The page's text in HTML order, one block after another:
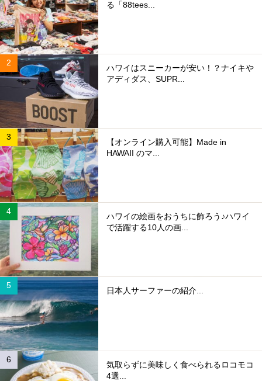
る「88tees...
ハワイはスニーカーが安い！？ナイキや
アディダス、SUPR...
【オンライン購入可能】Made in
HAWAII のマ...
ハワイの絵画をおうちに飾ろう♪ハワイ
で活躍する10人の画...
日本人サーファーの紹介...
気取らずに美味しく食べられるロコモコ
4選...